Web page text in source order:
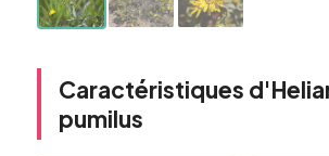
Caractéristiques
pumilus